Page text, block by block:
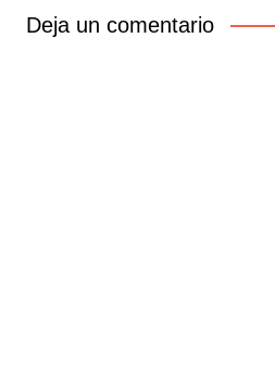
entradas
Deja un comentario